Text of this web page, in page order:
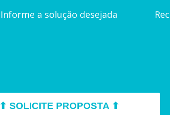
Informe a solução desejada
⬆ SOLICITE PROPOSTA ⬆